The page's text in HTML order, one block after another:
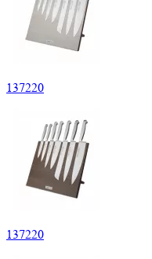
137220
137220